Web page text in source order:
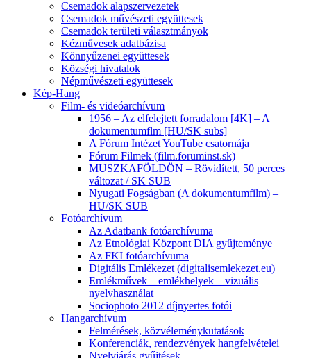
Csemadok alapszervezetek
Csemadok művészeti együttesek
Csemadok területi választmányok
Kézművesek adatbázisa
Könnyűzenei együttesek
Községi hivatalok
Népművészeti együttesek
Kép-Hang
Film- és videóarchívum
1956 – Az elfelejtett forradalom [4K] – A
dokumentumflm [HU/SK subs]
A Fórum Intézet YouTube csatornája
Fórum Filmek (film.foruminst.sk)
MUSZKAFÖLDÖN – Rövidített, 50 perces
változat / SK SUB
Nyugati Fogságban (A dokumentumfilm) –
HU/SK SUB
Fotóarchívum
Az Adatbank fotóarchívuma
Az Etnológiai Központ DIA gyűjteménye
Az FKI fotóarchívuma
Digitális Emlékezet (digitalisemlekezet.eu)
Emlékművek – emlékhelyek – vizuális
nyelvhasználat
Sociophoto 2012 díjnyertes fotói
Hangarchívum
Felmérések, közvéleménykutatások
Konferenciák, rendezvények hangfelvételei
Nyelvjárás gyűjtések